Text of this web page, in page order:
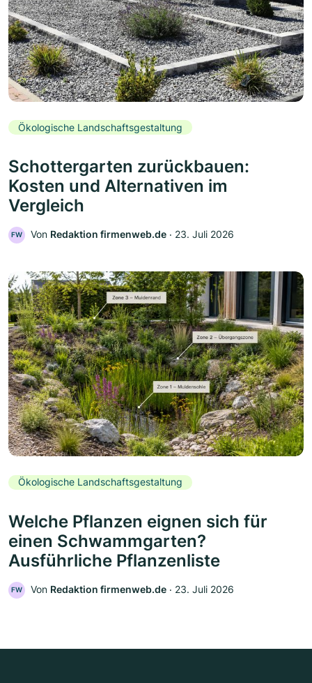
Ökologische Landschaftsgestaltung
Schottergarten zurückbauen:
Kosten und Alternativen im
Vergleich
FW Von Redaktion firmenweb.de ‧ 23. Juli 2026
Ökologische Landschaftsgestaltung
Welche Pflanzen eignen sich für
einen Schwammgarten?
Ausführliche Pflanzenliste
FW Von Redaktion firmenweb.de ‧ 23. Juli 2026